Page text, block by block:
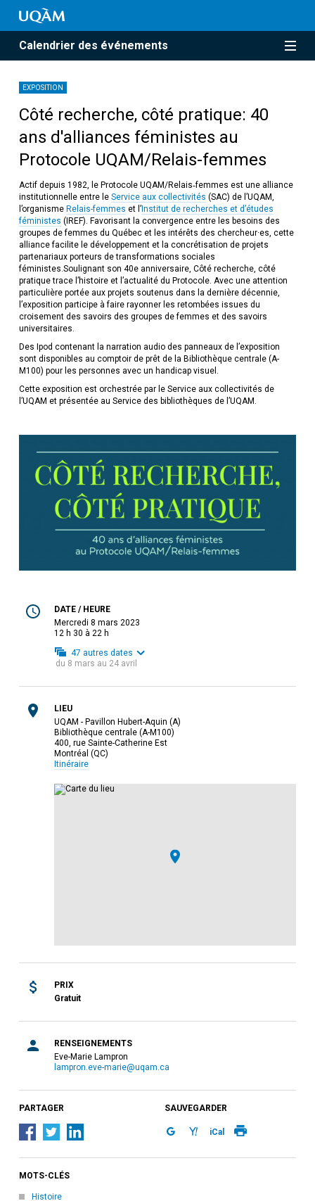
Calendrier des événements
EXPOSITION
Côté recherche, côté pratique: 40
ans d'alliances féministes au
Protocole UQAM/Relais-femmes
Actif depuis 1982, le Protocole UQAM/Relais‐femmes est une alliance
institutionnelle entre le Service aux collectivités (SAC) de l’UQAM,
l’organisme Relais-femmes et l’Institut de recherches et d’études
féministes (IREF). Favorisant la convergence entre les besoins des
groupes de femmes du Québec et les intérêts des chercheur·es, cette
alliance facilite le développement et la concrétisation de projets
partenariaux porteurs de transformations sociales
féministes.Soulignant son 40e anniversaire, Côté recherche, côté
pratique trace l’histoire et l’actualité du Protocole. Avec une attention
particulière portée aux projets soutenus dans la dernière décennie,
l’exposition participe à faire rayonner les retombées issues du
croisement des savoirs des groupes de femmes et des savoirs
universitaires.
Des Ipod contenant la narration audio des panneaux de l’exposition
sont disponibles au comptoir de prêt de la Bibliothèque centrale (A-
M100) pour les personnes avec un handicap visuel.
Cette exposition est orchestrée par le Service aux collectivités de
l’UQAM et présentée au Service des bibliothèques de l’UQAM.
DATE / HEURE
mercredi 8 mars 2023
12 h 30 à 22 h
47 autres dates
du 8 mars au 24 avril
LIEU
UQAM - Pavillon Hubert-Aquin (A)
Bibliothèque centrale (A-M100)
400, rue Sainte-Catherine Est
Montréal (QC)
Itinéraire
PRIX
Gratuit
RENSEIGNEMENTS
Eve-Marie Lampron
lampron.eve-marie@uqam.ca
PARTAGER SAUVEGARDER
iCal
MOTS-CLÉS
Histoire